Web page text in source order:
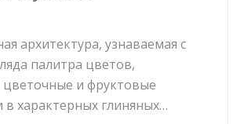
архитектура, узнаваемая с
палитра цветов,
и фруктовые
характерных глиняных…